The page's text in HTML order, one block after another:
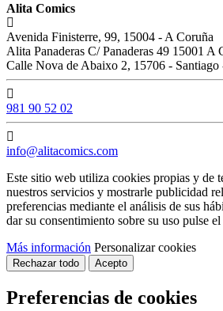
Alita Comics
Avenida Finisterre, 99, 15004 - A Coruña
Alita Panaderas C/ Panaderas 49 15001 A
Calle Nova de Abaixo 2, 15706 - Santiago
981 90 52 02
info@alitacomics.com
Este sitio web utiliza cookies propias y de
nuestros servicios y mostrarle publicidad
preferencias mediante el análisis de sus
dar su consentimiento sobre su uso pulse
Más información Personalizar cookies
Rechazar todo Acepto
Preferencias de cookies